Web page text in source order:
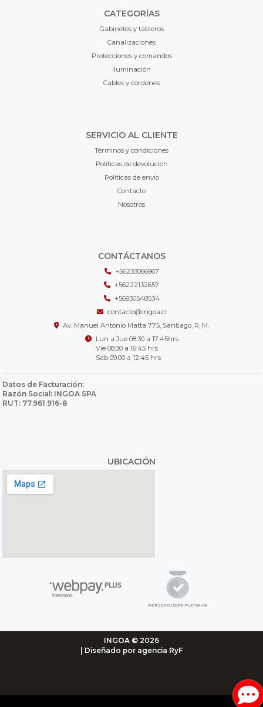
CATEGORÍAS
Gabinetes y tableros
Canalizaciones
Protecciones y comandos
Iluminación
Cables y cordones
SERVICIO AL CLIENTE
Términos y condiciones
Políticas de devolución
Políticas de envío
Contacto
Nosotros
CONTÁCTANOS
+56233066967
+56222132657
+56930548534
contacto@ingoa.cl
Av. Manuel Antonio Matta 775, Santiago, R. M.
Lun a Jue 08:30 a 17:45hrs
Vie 08:30 a 16:45 hrs
Sab 09:00 a 12:45 hrs
Datos de Facturación:
Razón Social: INGOA SPA
RUT: 77.961.916-8
UBICACIÓN
INGOA © 2026
| Diseñado por agencia RyF